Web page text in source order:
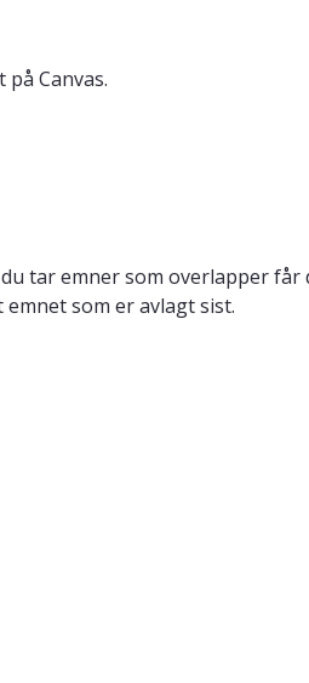
Canvas.
tar emner som overlapper
som er avlagt sist.